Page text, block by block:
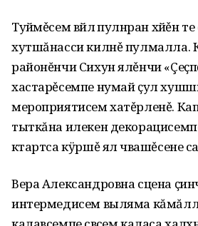
Туйӑмěсем вӑйлӑ пулнӑран хӑйěн
хутшăнасси килнě пулмалла.
районĕнчи Сихун ялěнчи
хастарěсемпе нумай ҫул
мероприятисем хатěрленě.
тыткăна илекен
кӑтартса кӱршě ял чӑвашěсене
Вера Александровна сцена
интермедисем выляма